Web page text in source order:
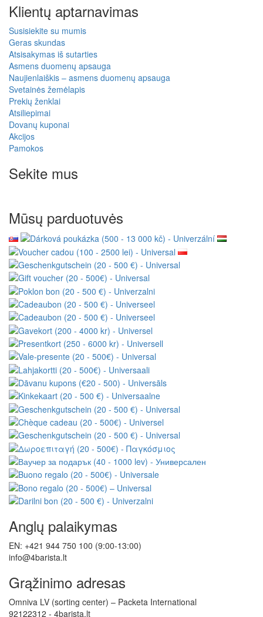
Klientų aptarnavimas
Susisiekite su mumis
Geras skundas
Atsisakymas iš sutarties
Asmens duomenų apsauga
Naujienlaiškis – asmens duomenų apsauga
Svetainės žemėlapis
Prekių ženklai
Atsiliepimai
Dovanų kuponai
Akcijos
Pamokos
Sekite mus
Mūsų parduotuvės
Anglų palaikymas
EN: +421 944 750 100 (9:00-13:00)
info@4barista.lt
Grąžinimo adresas
Omniva LV (sorting center) – Packeta International
92122312 - 4barista.lt